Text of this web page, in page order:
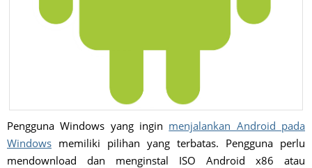
Pengguna Windows yang ingin menjalankan Android pada
Windows memiliki pilihan yang terbatas. Pengguna perlu
mendownload dan menginstal ISO Android x86 atau